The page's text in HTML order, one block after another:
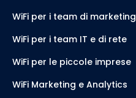
WiFi per i team di marketing
WiFi per i team IT e di rete
WiFi per le piccole imprese
WiFi Marketing e Analytics